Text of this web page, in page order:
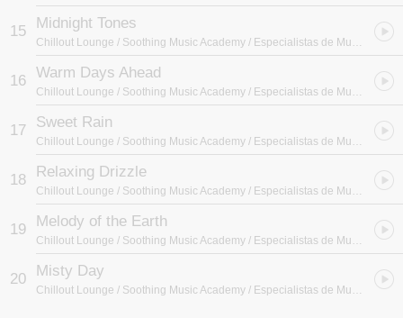
15 Midnight Tones
Chillout Lounge / Soothing Music Academy / Especialistas de Musica para Dormir
16 Warm Days Ahead
Chillout Lounge / Soothing Music Academy / Especialistas de Musica para Dormir
17 Sweet Rain
Chillout Lounge / Soothing Music Academy / Especialistas de Musica para Dormir
18 Relaxing Drizzle
Chillout Lounge / Soothing Music Academy / Especialistas de Musica para Dormir
19 Melody of the Earth
Chillout Lounge / Soothing Music Academy / Especialistas de Musica para Dormir
20 Misty Day
Chillout Lounge / Soothing Music Academy / Especialistas de Musica para Dormir